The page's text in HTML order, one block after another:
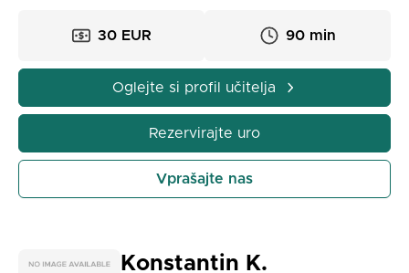
30 EUR 90 min
Oglejte si profil učitelja
Rezervirajte uro
Vprašajte nas
Konstantin K.